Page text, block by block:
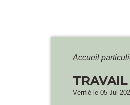
Accueil
Vérifié le 05 Jul